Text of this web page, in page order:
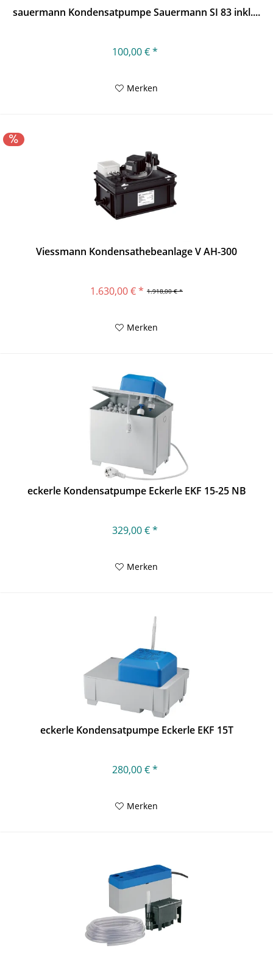
sauermann Kondensatpumpe Sauermann SI 83 inkl....
100,00 € *
Merken
Viessmann Kondensathebeanlage V AH-300
1.918,00 € *
1.630,00 € *
Merken
eckerle Kondensatpumpe Eckerle EKF 15-25 NB
329,00 € *
Merken
eckerle Kondensatpumpe Eckerle EKF 15T
280,00 € *
Merken